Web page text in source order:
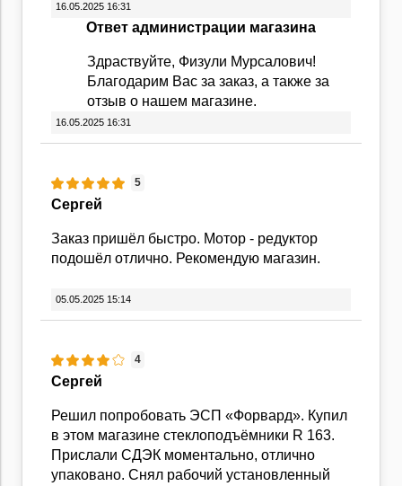
16.05.2025 16:31
Ответ администрации магазина
Здраствуйте, Физули Мурсалович!
Благодарим Вас за заказ, а также за
отзыв о нашем магазине.
16.05.2025 16:31
5
Сергей
Заказ пришёл быстро. Мотор - редуктор
подошёл отлично. Рекомендую магазин.
05.05.2025 15:14
4
Сергей
Решил попробовать ЭСП «Форвард». Купил
в этом магазине стеклоподъёмники R 163.
Прислали СДЭК моментально, отлично
упаковано. Снял рабочий установленный